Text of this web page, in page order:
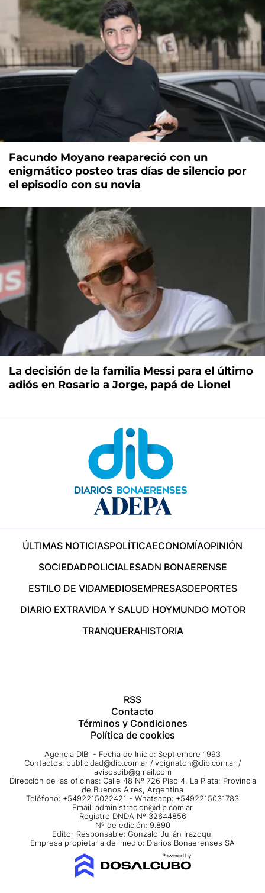
Facundo Moyano reapareció con un
enigmático posteo tras días de silencio por
el episodio con su novia
La decisión de la familia Messi para el último
adiós en Rosario a Jorge, papá de Lionel
ÚLTIMAS NOTICIASPOLÍTICAECONOMÍAOPINIÓN
SOCIEDADPOLICIALESADN BONAERENSE
ESTILO DE VIDAMEDIOSEMPRESASDEPORTES
DIARIO EXTRAVIDA Y SALUD HOYMUNDO MOTOR
TRANQUERAHISTORIA
RSS
Contacto
Términos y Condiciones
Política de cookies
Agencia DIB - Fecha de Inicio: Septiembre 1993
Contactos: publicidad@dib.com.ar / vpignaton@dib.com.ar /
avisosdib@gmail.com
Dirección de las oficinas: Calle 48 Nº 726 Piso 4, La Plata; Provincia
de Buenos Aires, Argentina
Teléfono: +5492215022421 - Whatsapp: +5492215031783
Email: administracion@dib.com.ar
Registro DNDA Nº 32644856
Nº de edición: 9.890
Editor Responsable: Gonzalo Julián Irazoqui
Empresa propietaria del medio: Diarios Bonaerenses SA